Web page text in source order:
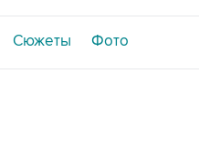
Сюжеты Фото